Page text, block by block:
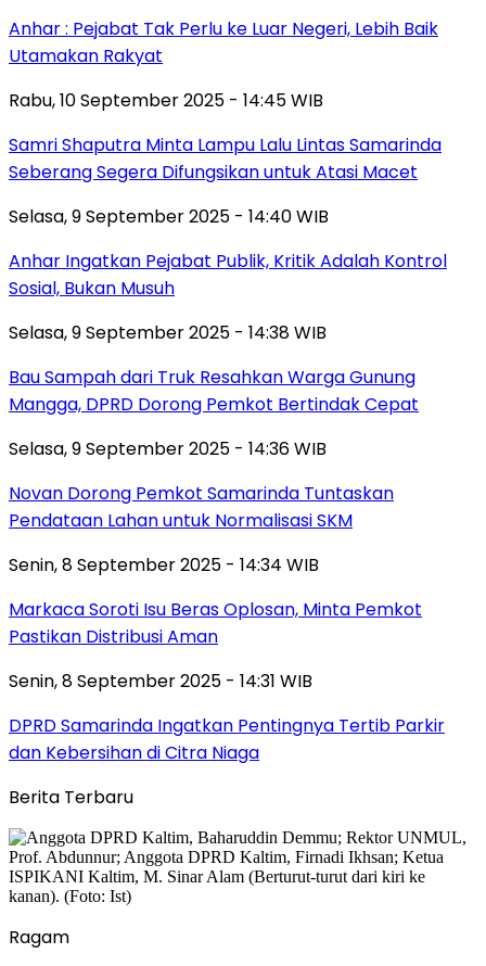
Anhar : Pejabat Tak Perlu ke Luar Negeri, Lebih Baik
Utamakan Rakyat
Rabu, 10 September 2025 - 14:45 WIB
Samri Shaputra Minta Lampu Lalu Lintas Samarinda
Seberang Segera Difungsikan untuk Atasi Macet
Selasa, 9 September 2025 - 14:40 WIB
Anhar Ingatkan Pejabat Publik, Kritik Adalah Kontrol
Sosial, Bukan Musuh
Selasa, 9 September 2025 - 14:38 WIB
Bau Sampah dari Truk Resahkan Warga Gunung
Mangga, DPRD Dorong Pemkot Bertindak Cepat
Selasa, 9 September 2025 - 14:36 WIB
Novan Dorong Pemkot Samarinda Tuntaskan
Pendataan Lahan untuk Normalisasi SKM
Senin, 8 September 2025 - 14:34 WIB
Markaca Soroti Isu Beras Oplosan, Minta Pemkot
Pastikan Distribusi Aman
Senin, 8 September 2025 - 14:31 WIB
DPRD Samarinda Ingatkan Pentingnya Tertib Parkir
dan Kebersihan di Citra Niaga
Berita Terbaru
Ragam